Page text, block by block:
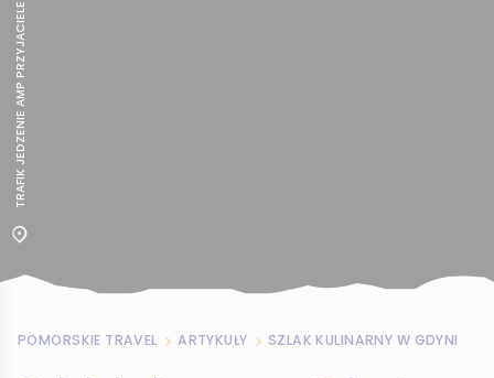
TRAFIK JEDZENIE AMP PRZYJACIELE
POMORSKIE TRAVEL ARTYKUŁY SZLAK KULINARNY W GDYNI